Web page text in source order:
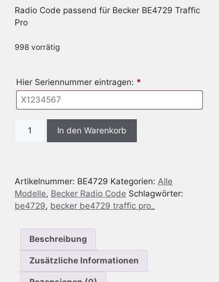
Radio Code passend für Becker BE4729 Traffic
Pro
998 vorrätig
Hier Seriennummer eintragen: *
Code
BE4729
Traffic
Pro
In den Warenkorb
Artikelnummer: BE4729 Kategorien: Alle
Modelle, Becker Radio Code Schlagwörter:
be4729, becker be4729 traffic pro_
Beschreibung
Zusätzliche Informationen